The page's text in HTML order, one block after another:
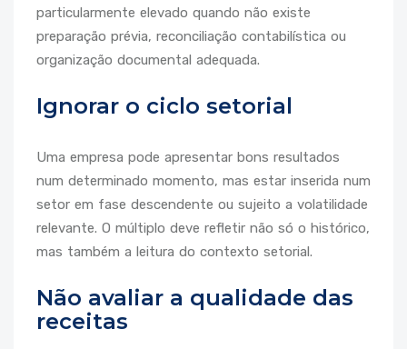
particularmente elevado quando não existe
preparação prévia, reconciliação contabilística ou
organização documental adequada.
Ignorar o ciclo setorial
Uma empresa pode apresentar bons resultados
num determinado momento, mas estar inserida num
setor em fase descendente ou sujeito a volatilidade
relevante. O múltiplo deve refletir não só o histórico,
mas também a leitura do contexto setorial.
Não avaliar a qualidade das
receitas